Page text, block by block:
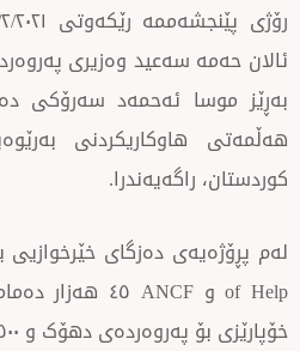
ئالان حەمە سەعید وەزیری
بەڕێز موسا ئەحمەد سەرۆکی
هەڵمەتی هاوکاریکردنی
کوردستان، راگەیەندرا.
خۆپارێزی بۆ پەروەردەی دهۆک و ٢٥٠٠ پاکێجی خۆپارێزی بۆ پەروەردەکانی سلێمانی و هەڵەبجە دابین دەکرێت.